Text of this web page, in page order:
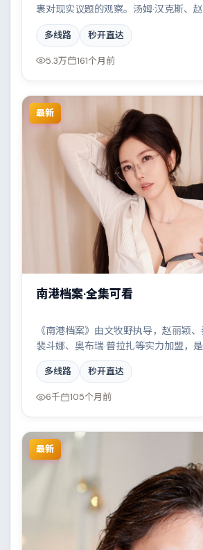
裹对现实议题的观察。汤姆·汉克斯、
演层次丰富，科技伦理与情感羁绊形成
在类型元素与人文关怀之间取得平衡。
多线路 秒开直达
5.3万 161个月前
最新
南港档案·全集可看
《南港档案》由文牧野执导，赵丽颖、
裴斗娜、奥布瑞·普拉扎等实力加盟，
剧情作品。故事主要发生在西班牙，科
绊形成强烈对撞。影片在视听语言与叙
破，适合喜欢深度叙事的观众。
多线路 秒开直达
6千 105个月前
最新